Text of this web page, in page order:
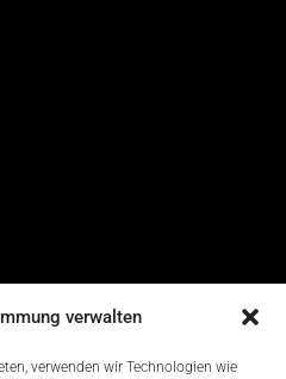
verwalten
verwenden wir Technologien wie